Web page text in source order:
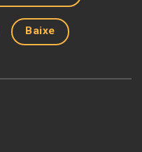
Baixe